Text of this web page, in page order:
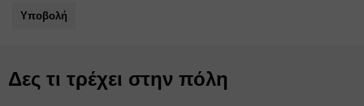
Υποβολή
Δες τι τρέχει στην πόλη